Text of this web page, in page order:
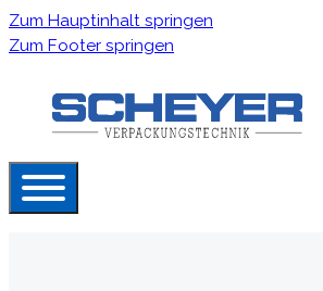
Zum Hauptinhalt springen
Zum Footer springen